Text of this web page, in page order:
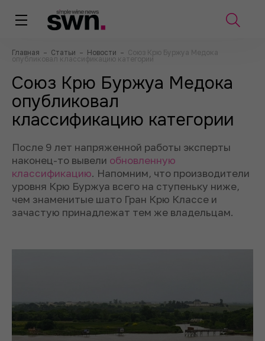
Главная – Статьи – Новости – Союз Крю Буржуа Медока
опубликовал классификацию категории
Союз Крю Буржуа Медока
опубликовал
классификацию категории
После 9 лет напряженной работы эксперты
наконец-то вывели обновленную
классификацию. Напомним, что производители
уровня Крю Буржуа всего на ступеньку ниже,
чем знаменитые шато Гран Крю Классе и
зачастую принадлежат тем же владельцам.